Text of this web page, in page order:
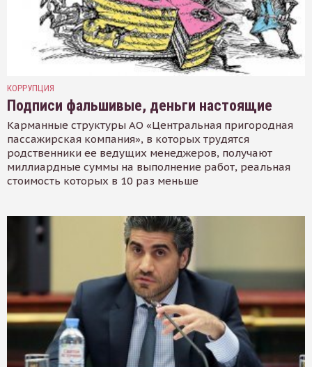
КОРРУПЦИЯ
Подписи фальшивые, деньги настоящие
Карманные структуры АО «Центральная пригородная
пассажирская компания», в которых трудятся
родственники ее ведущих менеджеров, получают
миллиардные суммы на выполнение работ, реальная
стоимость которых в 10 раз меньше